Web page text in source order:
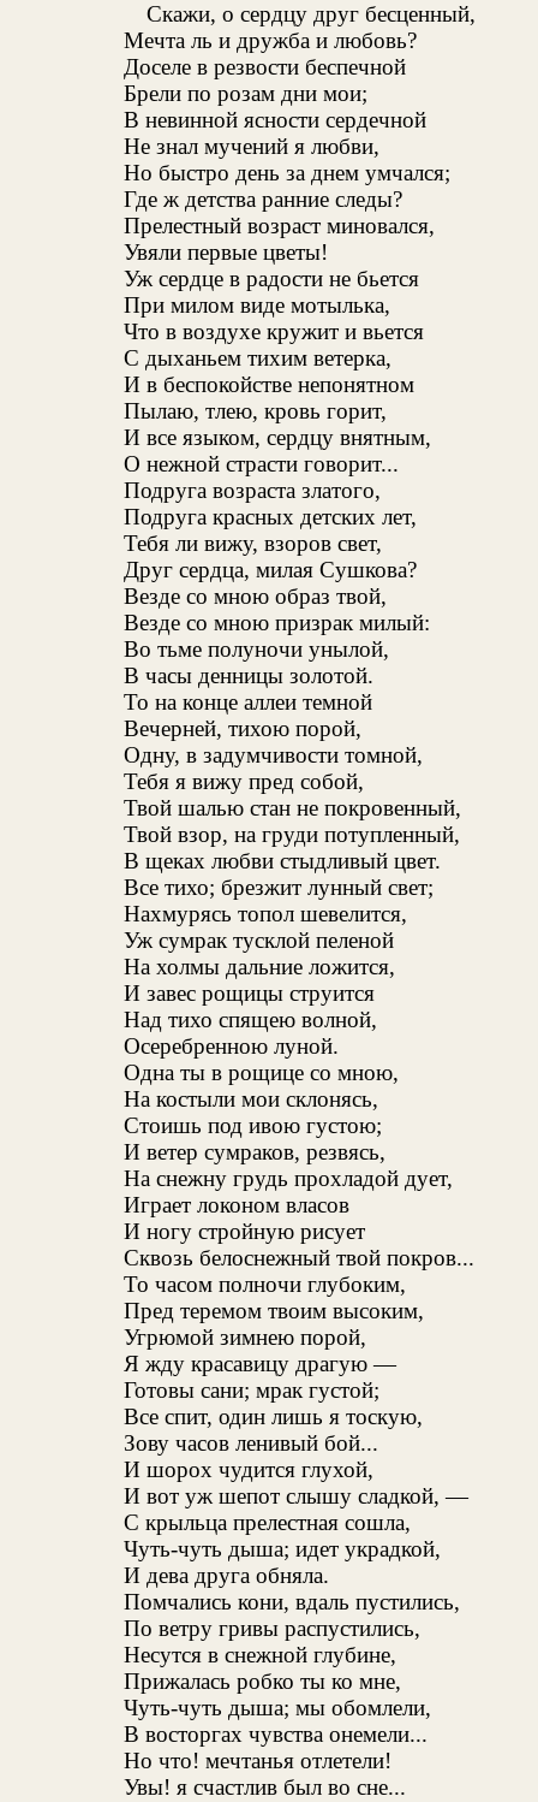
Скажи, о сердцу друг бесценный,
Мечта ль и дружба и любовь?
Доселе в резвости беспечной
Брели по розам дни мои;
В невинной ясности сердечной
Не знал мучений я любви,
Но быстро день за днем умчался;
Где ж детства ранние следы?
Прелестный возраст миновался,
Увяли первые цветы!
Уж сердце в радости не бьется
При милом виде мотылька,
Что в воздухе кружит и вьется
С дыханьем тихим ветерка,
И в беспокойстве непонятном
Пылаю, тлею, кровь горит,
И все языком, сердцу внятным,
О нежной страсти говорит...
Подруга возраста златого,
Подруга красных детских лет,
Тебя ли вижу, взоров свет,
Друг сердца, милая Сушкова?
Везде со мною образ твой,
Везде со мною призрак милый:
Во тьме полуночи унылой,
В часы денницы золотой.
То на конце аллеи темной
Вечерней, тихою порой,
Одну, в задумчивости томной,
Тебя я вижу пред собой,
Твой шалью стан не покровенный,
Твой взор, на груди потупленный,
В щеках любви стыдливый цвет.
Все тихо; брезжит лунный свет;
Нахмурясь топол шевелится,
Уж сумрак тусклой пеленой
На холмы дальние ложится,
И завес рощицы струится
Над тихо спящею волной,
Осеребренною луной.
Одна ты в рощице со мною,
На костыли мои склонясь,
Стоишь под ивою густою;
И ветер сумраков, резвясь,
На снежну грудь прохладой дует,
Играет локоном власов
И ногу стройную рисует
Сквозь белоснежный твой покров...
То часом полночи глубоким,
Пред теремом твоим высоким,
Угрюмой зимнею порой,
Я жду красавицу драгую —
Готовы сани; мрак густой;
Все спит, один лишь я тоскую,
Зову часов ленивый бой...
И шорох чудится глухой,
И вот уж шепот слышу сладкой, —
С крыльца прелестная сошла,
Чуть-чуть дыша; идет украдкой,
И дева друга обняла.
Помчались кони, вдаль пустились,
По ветру гривы распустились,
Несутся в снежной глубине,
Прижалась робко ты ко мне,
Чуть-чуть дыша; мы обомлели,
В восторгах чувства онемели...
Но что! мечтанья отлетели!
Увы! я счастлив был во сне...